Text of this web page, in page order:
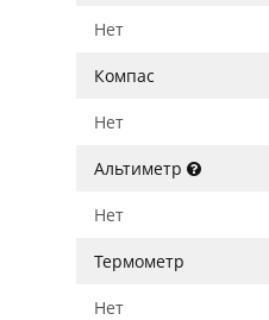
Нет
Компас
Нет
Альтиметр
Нет
Термометр
Нет